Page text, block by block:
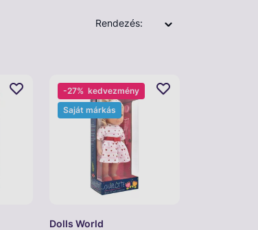
Rendezés:
Dolls World
-27%kedvezmény
Saját márkás